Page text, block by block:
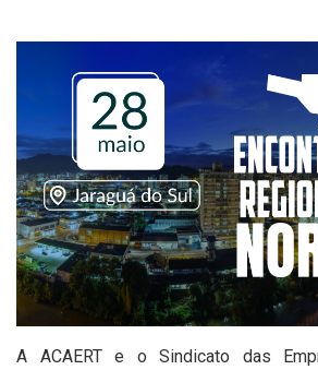
A ACAERT e o Sindicato das